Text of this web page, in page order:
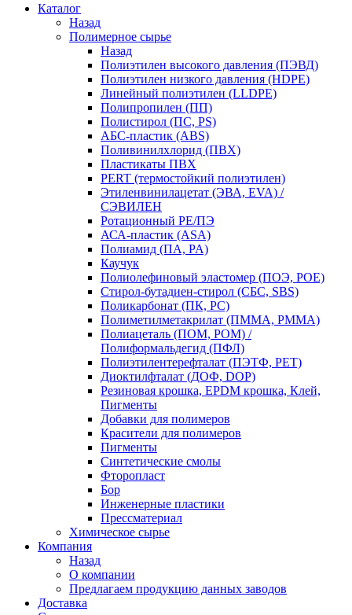
Каталог
Назад
Полимерное сырье
Назад
Полиэтилен высокого давления (ПЭВД)
Полиэтилен низкого давления (HDPE)
Линейный полиэтилен (LLDPE)
Полипропилен (ПП)
Полистирол (ПС, PS)
АБС-пластик (ABS)
Поливинилхлорид (ПВХ)
Пластикаты ПВХ
PERT (термостойкий полиэтилен)
Этиленвинилацетат (ЭВА, EVA) /
СЭВИЛЕН
Ротационный PE/ПЭ
АСА-пластик (ASA)
Полиамид (ПА, PA)
Каучук
Полиолефиновый эластомер (ПОЭ, POE)
Стирол-бутадиен-стирол (СБС, SBS)
Поликарбонат (ПК, PC)
Полиметилметакрилат (ПММА, PMMA)
Полиацеталь (ПОМ, POM) /
Полиформальдегид (ПФЛ)
Полиэтилентерефталат (ПЭТФ, PET)
Диоктилфталат (ДОФ, DOP)
Резиновая крошка, EPDM крошка, Клей,
Пигменты
Добавки для полимеров
Красители для полимеров
Пигменты
Синтетические смолы
Фторопласт
Бор
Инженерные пластики
Прессматериал
Химическое сырье
Компания
Назад
О компании
Предлагаем продукцию данных заводов
Доставка